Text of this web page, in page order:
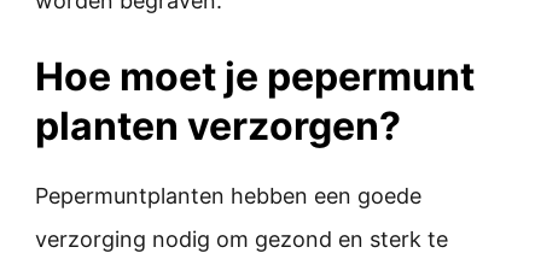
Hoe moet je pepermunt
planten verzorgen?
Pepermuntplanten hebben een goede
verzorging nodig om gezond en sterk te